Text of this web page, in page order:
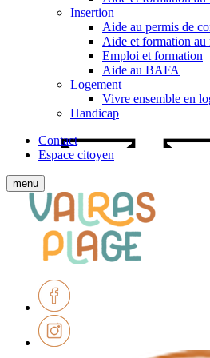
Insertion
Aide au permis de
Aide et formation au
Emploi et formation
Aide au BAFA
Logement
Vivre ensemble en
Handicap
Contact
Espace citoyen
Afficher
le
menu
mobile
menu